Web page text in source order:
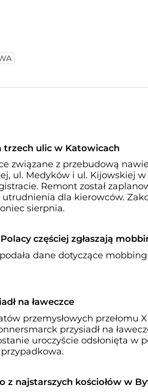
trzech ulic w Katowicach
związane z przebudową
ul. Medyków i ul. Kijowskiej
Remont został
dla kierowców.
sierpnia.
częściej zgłaszają
dane dotyczące
na ławeczce
przemysłowych przełomu
przysiadł na
uroczyście odsłonięta w
z najstarszych kościołów w